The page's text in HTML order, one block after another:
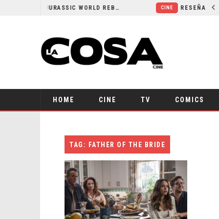
SECUELA DE JURASSIC WORLD REBIRTH PIERDE DIRECTOR
HOME CINE TV COMICS
TAG: FATHER OF THE BRIDE